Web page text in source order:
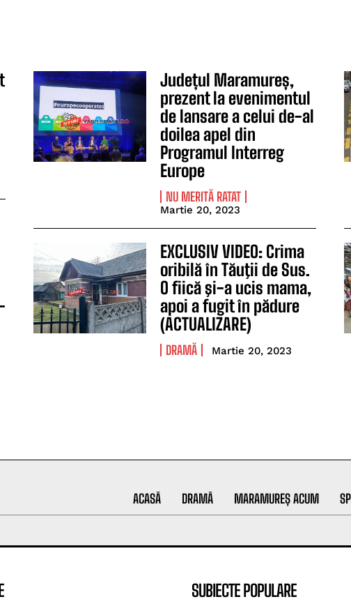
Județul Maramureș,
prezent la evenimentul
de lansare a celui de-al
doilea apel din
Programul Interreg
Europe
NU MERITĂ RATAT
Martie 20, 2023
EXCLUSIV VIDEO: Crima
oribilă în Tăuţii de Sus.
O fiică şi-a ucis mama,
apoi a fugit în pădure
(ACTUALIZARE)
DRAMĂ Martie 20, 2023
ACASĂ DRAMĂ MARAMUREȘ ACUM
SUBIECTE POPULARE